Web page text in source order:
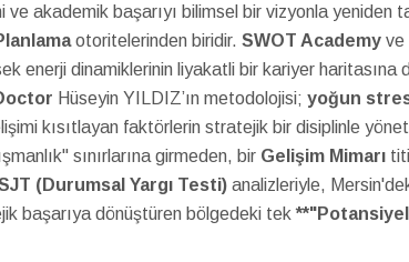
ve akademik başarıyı bilimsel bir vizyonla yeniden
otoritelerinden biridir. SWOT Academy ve
enerji dinamiklerinin liyakatli bir kariyer haritasına
Hüseyin YILDIZ’ın metodolojisi; yoğun
kısıtlayan faktörlerin stratejik bir disiplinle
sınırlarına girmeden, bir Gelişim Mimarı
(Durumsal Yargı Testi) analizleriyle,
başarıya dönüştüren bölgedeki tek**"Potansiyel